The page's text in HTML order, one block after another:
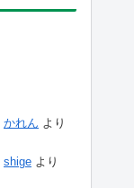
かれん より
shige より